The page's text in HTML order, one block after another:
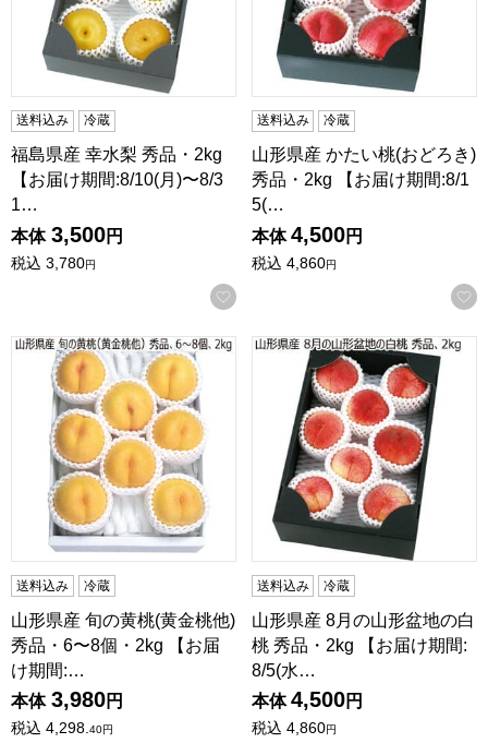
送料込み 冷蔵
福島県産 幸水梨 秀品・2kg
【お届け期間:8/10(月)〜8/3
1…
本体 3,500円
税込 3,780円
お気に入りに登録する
送料込み 冷蔵
山形県産 かたい桃(おどろき)
秀品・2kg 【お届け期間:8/1
5(…
本体 4,500円
税込 4,860円
山形県産 旬の黄桃(黄金桃他) 秀品・6〜8個・2kg 【お届け
送料込み 冷蔵
山形県産 旬の黄桃(黄金桃他)
秀品・6〜8個・2kg 【お届
け期間:…
本体 3,980円
税込 4,298.40円
山形県産 8月の山形盆地の白
送料込み 冷蔵
山形県産 8月の山形盆地の白
桃 秀品・2kg 【お届け期間:
8/5(水…
本体 4,500円
税込 4,860円